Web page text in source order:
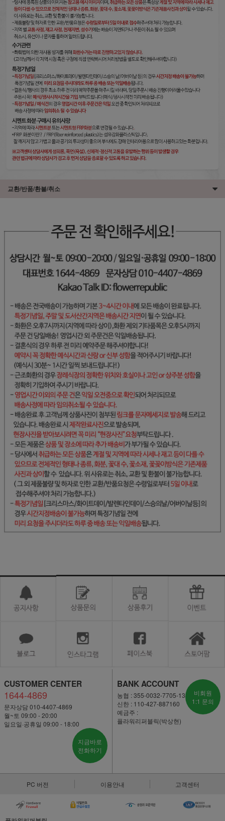
교환/반품/환불/취소
CUSTOMER CENTER
1644-4869
문자상담 010-4407-4869
월~토 09:00 - 20:00
일요일·공휴일 09:00 - 18:00
지금바로
전화하기
BANK ACCOUNT
농협 : 355-0032-7705-13
신한 : 110-427-887160
예금주 :
플라워리퍼블릭(박상현)
비회원
1:1 문의
PC 버전 이용안내 고객센터